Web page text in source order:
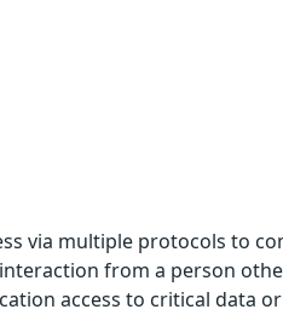
multiple protocols to
from a person
access to critical data or